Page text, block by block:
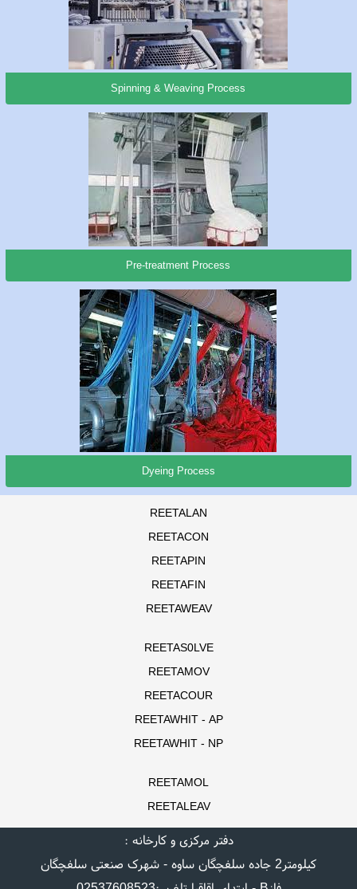
Spinning & Weaving Process
Pre-treatment Process
Dyeing Process
REETALAN
REETACON
REETAPIN
REETAFIN
REETAWEAV
REETAS0LVE
REETAMOV
REETACOUR
REETAWHIT - AP
REETAWHIT - NP
REETAMOL
REETALEAV
دفتر مرکزی و کارخانه :
کیلومتر2 جاده سلفچگان ساوه - شهرک صنعتی سلفچگان